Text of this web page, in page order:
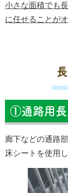
小さな面積でも
に任せることが
①通路用長
廊下などの通路
床シートを使用し